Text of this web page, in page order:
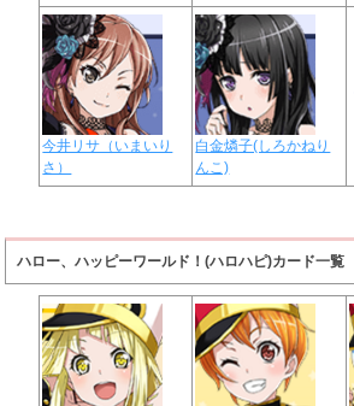
今井リサ（いまいり
さ）
白金燐子(しろかねり
んこ)
ハロー、ハッピーワールド！(ハロハピ)カード一覧